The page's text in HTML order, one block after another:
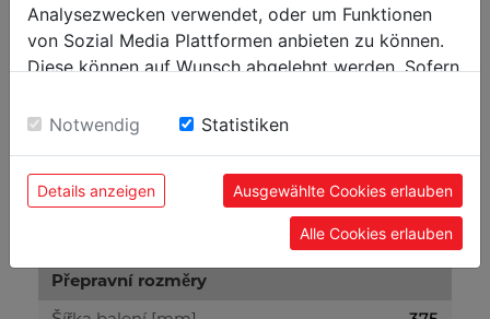
Obecné rozměry
Celkové rozměry [mm]
460 x 460 x 885
Hmotnost
Brutto [kg]
28.70
28
Přepravní rozměry
Analysezwecken verwendet, oder um Funktionen
von Sozial Media Plattformen anbieten zu können.
Diese können auf Wunsch abgelehnt werden. Sofern
Einwilligung zu unseren Cookies.
Notwendig Statistiken
Details anzeigen Ausgewählte Cookies erlauben
Alle Cookies erlauben